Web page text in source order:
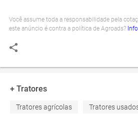
Você assume toda a responsabilidade pela
este anúncio é contra a política de Agroads?
+ Tratores
Tratores agrícolas Tratores